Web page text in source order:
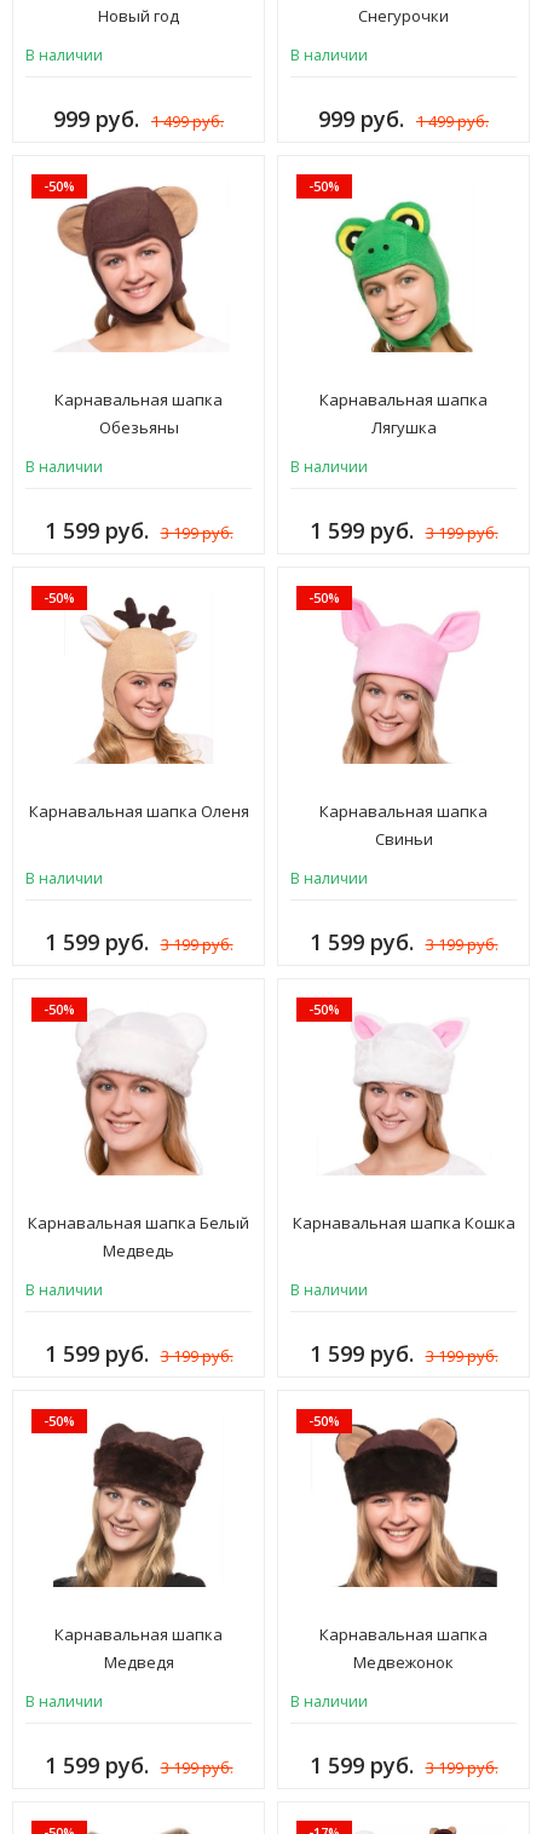
Новый год
В наличии
999 руб. 1 499 руб.
Снегурочки
В наличии
999 руб. 1 499 руб.
-50%
Карнавальная шапка
Обезьяны
В наличии
1 599 руб. 3 199 руб.
-50%
Карнавальная шапка
Лягушка
В наличии
1 599 руб. 3 199 руб.
-50%
Карнавальная шапка Оленя
В наличии
1 599 руб. 3 199 руб.
-50%
Карнавальная шапка
Свиньи
В наличии
1 599 руб. 3 199 руб.
-50%
Карнавальная шапка Белый
Медведь
В наличии
1 599 руб. 3 199 руб.
-50%
Карнавальная шапка Кошка
В наличии
1 599 руб. 3 199 руб.
-50%
Карнавальная шапка
Медведя
В наличии
1 599 руб. 3 199 руб.
-50%
Карнавальная шапка
Медвежонок
В наличии
1 599 руб. 3 199 руб.